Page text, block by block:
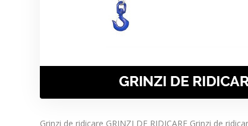
Grinzi de ridicare GRINZI DE RIDICARE Grinzi de